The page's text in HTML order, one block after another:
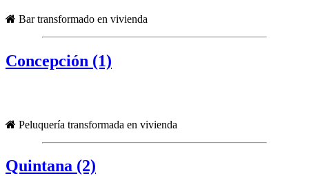
Bar transformado en vivienda
Concepción (1)
Peluquería transformada en vivienda
Quintana (2)